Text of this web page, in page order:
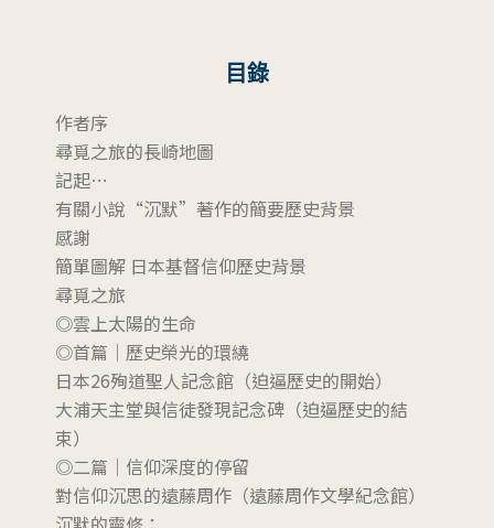
目錄
作者序
尋覓之旅的長崎地圖
記起…
有關小說“沉默”著作的簡要歷史背景
感謝
簡單圖解 日本基督信仰歷史背景
尋覓之旅
◎雲上太陽的生命
◎首篇｜歷史榮光的環繞
日本26殉道聖人記念館（迫逼歷史的開始）
大浦天主堂與信徒發現記念碑（迫逼歷史的結
束）
◎二篇｜信仰深度的停留
對信仰沉思的遠藤周作（遠藤周作文學紀念館）